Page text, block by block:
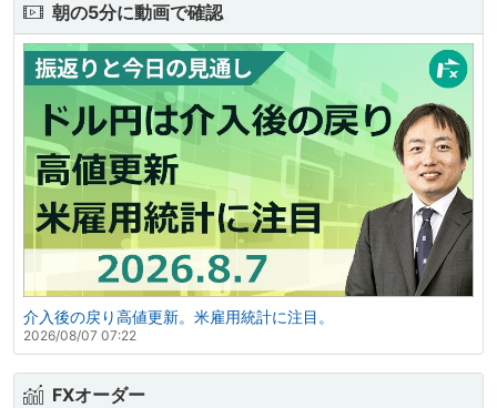
朝の5分に動画で確認
介入後の戻り高値更新。米雇用統計に注目。
2026/08/07 07:22
FXオーダー